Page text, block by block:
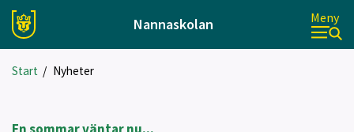
Nannaskolan Meny
Start / Nyheter